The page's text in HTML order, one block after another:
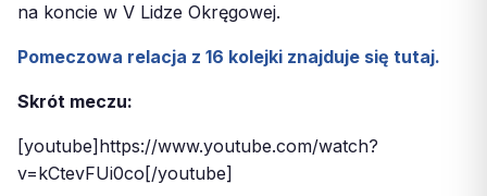
na koncie w V Lidze Okręgowej.
Pomeczowa relacja z 16 kolejki znajduje się tutaj.
Skrót meczu:
[youtube]https://www.youtube.com/watch?
v=kCtevFUi0co[/youtube]